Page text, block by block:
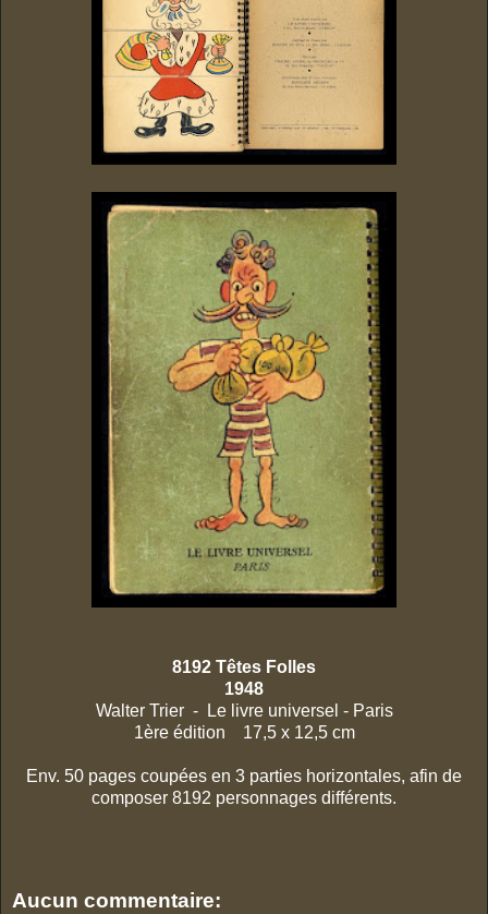
8192 Têtes Folles
1948
Walter Trier - Le livre universel - Paris
1ère édition 17,5 x 12,5 cm
Env. 50 pages coupées en 3 parties horizontales, afin de
composer 8192 personnages différents.
Aucun commentaire: